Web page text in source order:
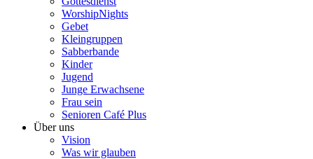
WorshipNights
Gebet
Kleingruppen
Sabberbande
Kinder
Jugend
Junge Erwachsene
Frau sein
Senioren Café Plus
Über uns
Vision
Was wir glauben